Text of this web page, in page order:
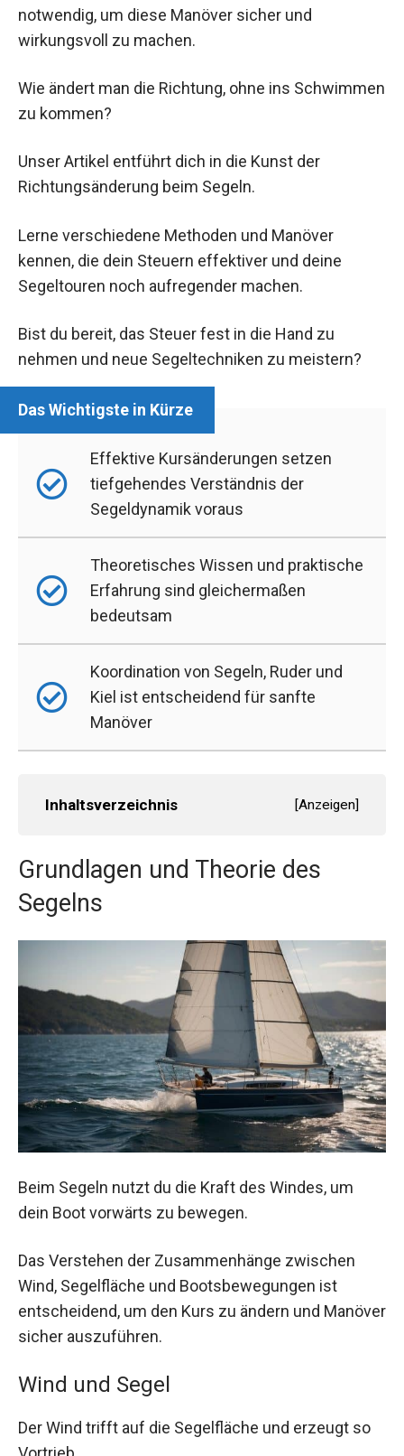
notwendig, um diese Manöver sicher und
wirkungsvoll zu machen.
Wie ändert man die Richtung, ohne ins Schwimmen
zu kommen?
Unser Artikel entführt dich in die Kunst der
Richtungsänderung beim Segeln.
Lerne verschiedene Methoden und Manöver
kennen, die dein Steuern effektiver und deine
Segeltouren noch aufregender machen.
Bist du bereit, das Steuer fest in die Hand zu
nehmen und neue Segeltechniken zu meistern?
Effektive Kursänderungen setzen
tiefgehendes Verständnis der
Segeldynamik voraus
Theoretisches Wissen und praktische
Erfahrung sind gleichermaßen
bedeutsam
Koordination von Segeln, Ruder und
Kiel ist entscheidend für sanfte
Manöver
Inhaltsverzeichnis [Anzeigen]
Grundlagen und Theorie des
Segelns
Beim Segeln nutzt du die Kraft des Windes, um
dein Boot vorwärts zu bewegen.
Das Verstehen der Zusammenhänge zwischen
Wind, Segelfläche und Bootsbewegungen ist
entscheidend, um den Kurs zu ändern und Manöver
sicher auszuführen.
Wind und Segel
Der Wind trifft auf die Segelfläche und erzeugt so